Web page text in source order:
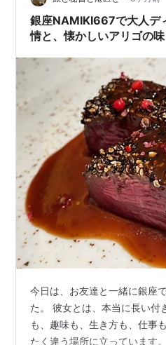
銀座NAMIKI667で大人デ
情と、懐かしいアリゴの味
今日は、お友達と一緒に銀座
た。 彼女とは、本当に長い付
も、趣味も、生き方も、仕事
たく違う場所に立っています